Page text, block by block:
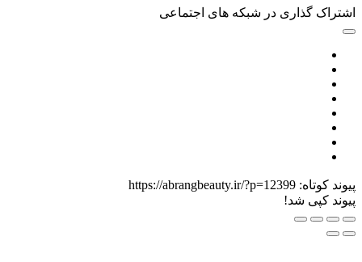
در شبکه های اجتماعی
https://abrangbeauty.ir/?p=12399
شد!